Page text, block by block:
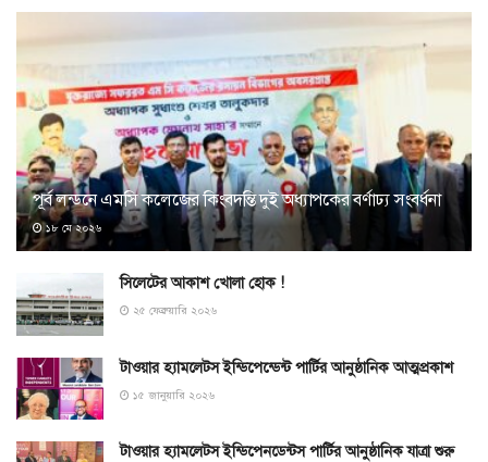
পূর্ব লন্ডনে এমসি কলেজের কিংবদন্তি দুই অধ্যাপকের বর্ণাঢ্য সংবর্ধনা
১৮ মে ২০২৬
সিলেটের আকাশ খোলা হোক !
২৫ ফেব্রুয়ারি ২০২৬
টাওয়ার হ্যামলেটস ইন্ডিপেন্ডেন্ট পার্টির আনুষ্ঠানিক আত্মপ্রকাশ
১৫ জানুয়ারি ২০২৬
টাওয়ার হ্যামলেটস ইন্ডিপেনডেন্টস পার্টির আনুষ্ঠানিক যাত্রা শুরু